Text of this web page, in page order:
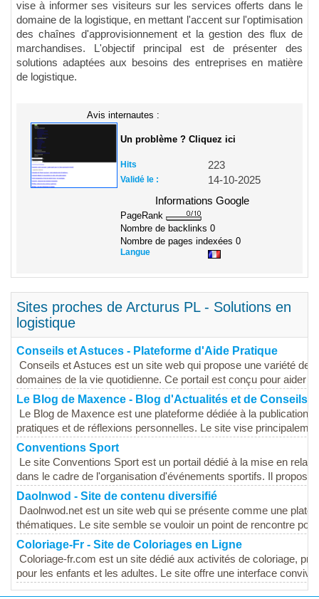
vise à informer ses visiteurs sur les services offerts dans le
domaine de la logistique, en mettant l'accent sur l'optimisation
des chaînes d'approvisionnement et la gestion des flux de
marchandises. L'objectif principal est de présenter des
solutions adaptées aux besoins des entreprises en matière
de logistique.
Avis internautes :
Un problème ? Cliquez ici
Hits 223
Validé le :
14-10-2025
Informations Google
PageRank
Nombre de backlinks 0
Nombre de pages indexées 0
Langue
Sites proches de Arcturus PL - Solutions en
logistique
Conseils et Astuces - Plateforme d'Aide Pratique
Conseils et Astuces est un site web qui propose une variété de
domaines de la vie quotidienne. Ce portail est conçu pour aider
Le Blog de Maxence - Blog d'Actualités et de Conseils
Le Blog de Maxence est une plateforme dédiée à la publication
pratiques et de réflexions personnelles. Le site vise
Conventions Sport
Le site Conventions Sport est un portail dédié à la mise en
dans le cadre de l'organisation d'événements sportifs. Il propose
Daolnwod - Site de contenu diversifié
Daolnwod.net est un site web qui se présente comme une
thématiques. Le site semble se vouloir un point de rencontre
Coloriage-Fr - Site de Coloriages en Ligne
Coloriage-fr.com est un site dédié aux activités de coloriage,
pour les enfants et les adultes. Le site offre une interface